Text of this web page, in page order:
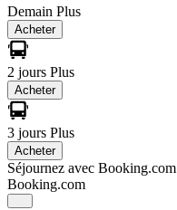
Demain Plus
Acheter
2 jours Plus
Acheter
3 jours Plus
Acheter
Séjournez avec Booking.com
Booking.com